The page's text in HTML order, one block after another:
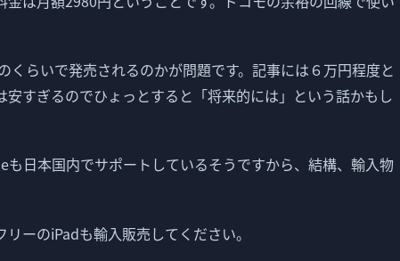
くらいで発売されるのかが問題です。記事には６万円程度と
すぎるのでひょっとすると「将来的には」という話かもし
日本国内でサポートしているそうですから、結構、輸入物
ーのiPadも輸入販売してください。